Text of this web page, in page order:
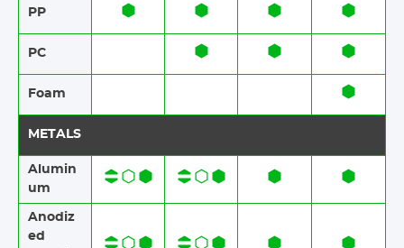
PP
PC
Foam​​
METALS
Alumin
um
Anodiz
ed